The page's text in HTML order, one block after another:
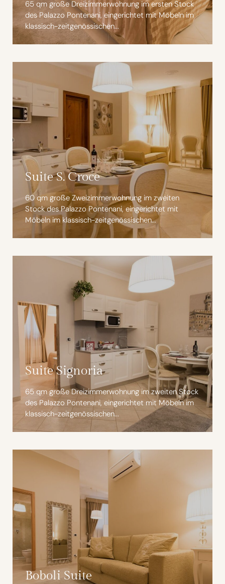
65 qm große Dreizimmerwohnung im ersten Stock
des Palazzo Pontenani, eingerichtet mit Möbeln im
klassisch-zeitgenössischen...
Suite S. Croce
60 qm große Zweizimmerwohnung im zweiten
Stock des Palazzo Pontenani, eingerichtet mit
Möbeln im klassisch-zeitgenössischen...
Suite Signoria
65 qm große Dreizimmerwohnung im zweiten Stock
des Palazzo Pontenani, eingerichtet mit Möbeln im
klassisch-zeitgenössischen...
Boboli Suite